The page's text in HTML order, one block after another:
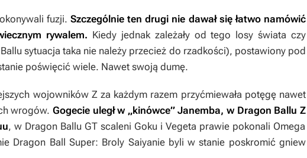
fuzji. Szczególnie ten drugi nie dawał się łatwo namówić
rywalem. Kiedy jednak zależały od tego losy świata czy
sytuacja taka nie należy przecież do rzadkości), postawiony pod
poświęcić wiele. Nawet swoją dumę.
wojowników Z za każdym razem przyćmiewała potęgę nawet
wrogów. Gogecie uległ w „kinówce” Janemba, w Dragon Ballu Z
, w Dragon Ballu GT scaleni Goku i Vegeta prawie pokonali Omega
Dragon Ball Super: Broly Saiyanie byli w stanie poskromić gniew